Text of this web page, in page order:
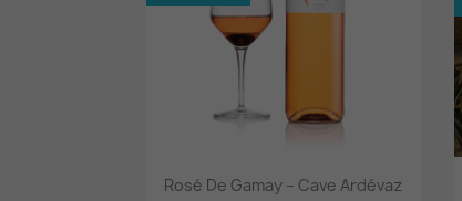
Aperçu rapide
Rosé De Gamay – Cave Ardévaz